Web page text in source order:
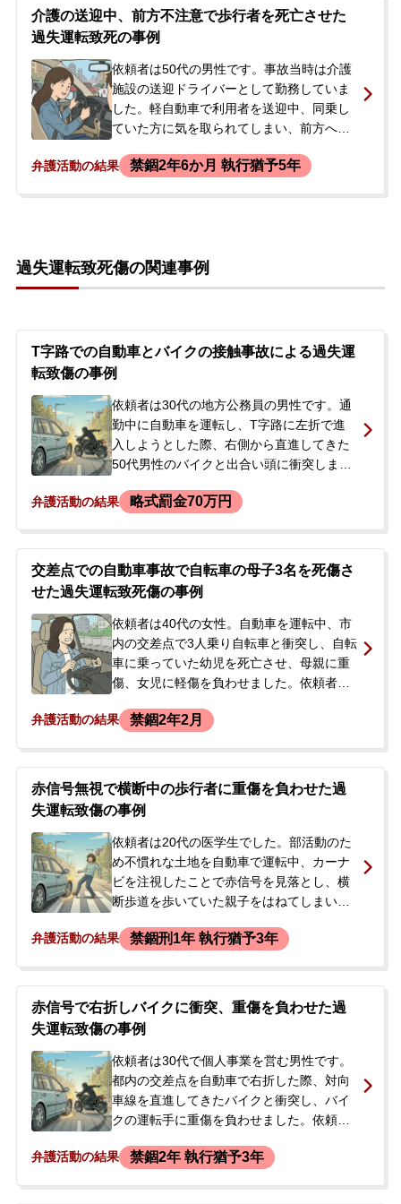
間連絡がなく、今後の刑事処分への不安
や、被害者遺族への謝罪をどう進めればよ
いか分からず、当事務所に相談。複数回の
相談を経て、正式に弁護を依頼されまし
た。
介護の送迎中、前方不注意で歩行者を死亡させた
過失運転致死の事例
依頼者は50代の男性です。事故当時は介護
施設の送迎ドライバーとして勤務していま
した。軽自動車で利用者を送迎中、同乗し
ていた方に気を取られてしまい、前方への
点の横断歩道を横断していた歩行者に気づ
判の通知が届き、弁護人を選任するよう求
められたため、今後の刑事処分がどうなる
弁護活動の結果 禁錮2年6か月 執行猶予5年
過失運転致死傷の関連事例
T字路での自動車とバイクの接触事故による過失運
転致傷の事例
依頼者は30代の地方公務員の男性です。通
勤中に自動車を運転し、T字路に左折で進
入しようとした際、右側から直進してきた
50代男性のバイクと出合い頭に衝突しまし
負いました。事故から約1年後、検察庁から
務所へ相談に来られました。
弁護活動の結果 略式罰金70万円
交差点での自動車事故で自転車の母子3名を死傷さ
せた過失運転致死傷の事例
依頼者は40代の女性。自動車を運転中、市
内の交差点で3人乗り自転車と衝突し、自転
車に乗っていた幼児を死亡させ、母親に重
傷、女児に軽傷を負わせました。依頼者は
捕されましたが、2日後に釈放されました。
が、本人は「黄色信号で交差点に進入し
た」と主張していました。被害者への謝罪
も受け入れられず、執行猶予を望み、釈放
後に当事務所へ相談に来られました。
弁護活動の結果 禁錮2年2月
赤信号無視で横断中の歩行者に重傷を負わせた過
失運転致傷の事例
依頼者は20代の医学生でした。部活動のた
め不慣れな土地を自動車で運転中、カーナ
ビを注視したことで赤信号を見落とし、横
断歩道を歩いていた親子をはねてしまいま
か月）の重傷を負い、息子も打撲傷を負い
で、大学の停学や留年、医師国家試験、免
許取得に大きな不利益が生じることを強く
懸念。不起訴処分による解決を強く希望
し、当事務所に相談されました。
弁護活動の結果 禁錮刑1年 執行猶予3年
赤信号で右折しバイクに衝突、重傷を負わせた過
失運転致傷の事例
依頼者は30代で個人事業を営む男性です。
都内の交差点を自動車で右折した際、対向
車線を直進してきたバイクと衝突し、バイ
クの運転手に重傷を負わせました。依頼者
が、事故翌日に警察から、ドライブレコー
弁護活動の結果 禁錮2年 執行猶予3年